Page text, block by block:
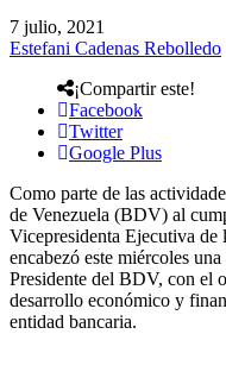
7 julio, 2021
Estefani Cadenas Rebolledo
¡Compartir este!
Facebook
Twitter
Google Plus
Como parte de las
de Venezuela (BDV) al
Vicepresidenta Ejecutiva
encabezó este miércoles
Presidente del BDV, con el
desarrollo económico y
entidad bancaria.